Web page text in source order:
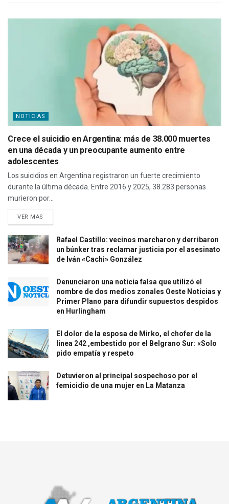
NOTICIAS
Crece el suicidio en Argentina: más de 38.000 muertes
en una década y un preocupante aumento entre
adolescentes
Los suicidios en Argentina registraron un fuerte crecimiento
durante la última década. Entre 2016 y 2025, 38.283 personas
murieron por...
VER MAS
Rafael Castillo: vecinos marcharon y derribaron
un búnker tras reclamar justicia por el asesinato
de Iván «Cachi» González
Denunciaron una noticia falsa que utilizó el
nombre de dos medios zonales Oeste Noticias y
Primer Plano para difundir supuestos despidos
en Hurlingham
El dolor de la esposa de Mirko, el chofer de la
linea 242 ,embestido por el Belgrano Sur: «Solo
pido empatía y respeto
Detuvieron al principal sospechoso por el
femicidio de una mujer en La Matanza